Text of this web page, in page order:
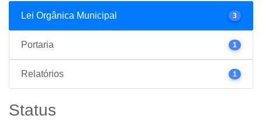
Lei Orgânica Municipal 3
Portaria 1
Relatórios 1
Status